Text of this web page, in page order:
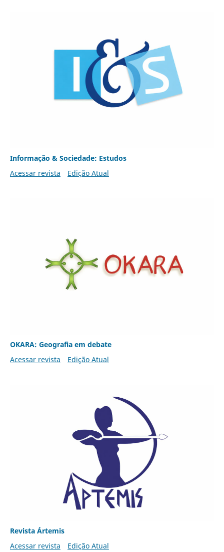
Informação & Sociedade: Estudos
Acessar revista
Edição Atual
OKARA: Geografia em debate
Acessar revista
Edição Atual
Revista Ártemis
Acessar revista
Edição Atual